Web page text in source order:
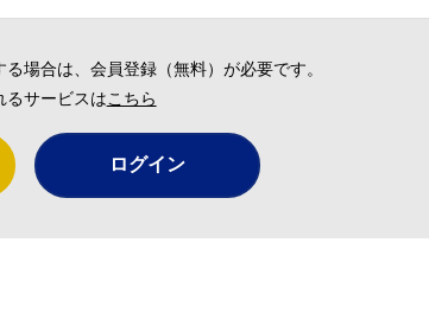
場合は、会員登録（無料）が必要です。
るサービスはこちら
ログイン